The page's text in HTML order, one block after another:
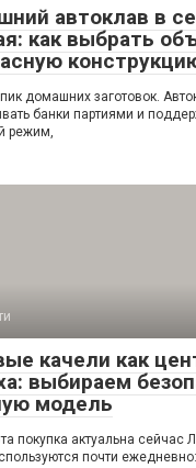
автоклав в
как выбрать
домашних заготовок.
банки партиями и
режим,
качели как
выбираем
модель
покупка актуальна сейчас
почти